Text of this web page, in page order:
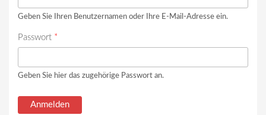
Geben Sie Ihren Benutzernamen oder Ihre E-Mail-Adresse ein.
Passwort *
Geben Sie hier das zugehörige Passwort an.